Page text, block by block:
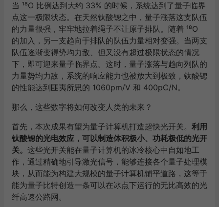
当 ¹⁸O 比例达到大约 33% 的时候，系统达到了量子临界
点这一极限状态。在天然钛酸锶之中，量子涨落这支队伍
的力量很强，牢牢地拉着绳子不让原子排队。随着 ¹⁸O
的加入，另一支趋向于排队的队伍力量相对变强。当两支
队伍逐渐变得势均力敌、但又没有超过极限状态的情况
下，即可迎来量子临界点。这时，量子涨落与趋向列队的
力量势均力敌，系统的响应能力也被放大到极致，钛酸锶
的性能达到匪夷所思的 1060pm/V 和 400pC/N。
那么，这些数字将如何改变人类的未来？
首先，本次成果有望为量子计算机打造超快光开关。 利用
钛酸锶的光电效应，可以制造体积极小、功耗极低的光开
关。 这些光开关能在量子计算机的冰冷核心中自如地工
作，通过精确地引导激光信号，能够连接各个量子处理模
块，从而能为构建大规模的量子计算机铺平道路，这等于
能为量子比特创造一条可以在冰点下运行的无比高效的光
纤高速公路网。